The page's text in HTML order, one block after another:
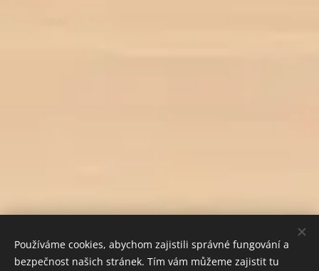
Používáme cookies, abychom zajistili správné fungování a
bezpečnost našich stránek. Tím vám můžeme zajistit tu